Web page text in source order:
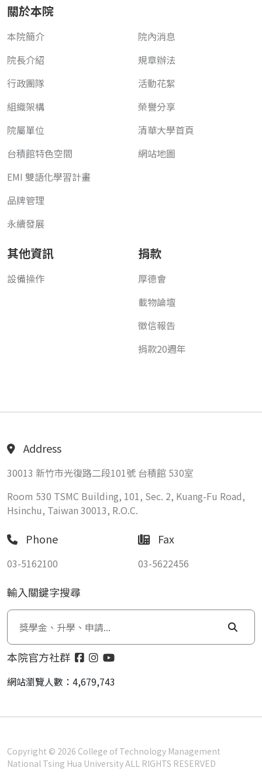
關於本院
本院簡介
院長介紹
行政團隊
組織架構
院屬單位
台積館特色空間
EMI 雙語化學習計畫
品牌管理
永續發展
院內消息
規章辦法
活動花絮
榮譽分享
清華大學首頁
網站地圖
其他資訊
設備操作
捐款
厚德會
載物論壇
徵信報告
捐款20週年
Address
30013 新竹市光復路二段101號 台積館 530室
Room 530 TSMC Building, 101, Sec. 2, Kuang-Fu Road,
Hsinchu, Taiwan 30013, R.O.C.
Phone
03-5162100
Fax
03-5622456
輸入關鍵字搜尋
本院官方社群
網站瀏覽人數：4,679,743
Copyright © 2026 College of Technology Management
National Tsing Hua University ALL RIGHTS RESERVED